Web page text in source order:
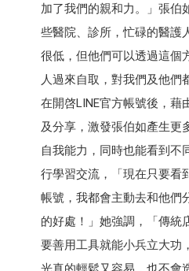
加了我們的親和力。」張伯
些醫院、診所，忙碌的醫護
很低，但他們可以透過這個
人過來自取，對我們及他們
在開啓LINE官方帳號後，藉
及分享，激發張伯如產生更
自我能力，同時也能看到不
行學習交流，「現在只要看
帳號，我都會主動去和他們
的好處！」她強調，「傳統
要善用工具就能小兵立大功